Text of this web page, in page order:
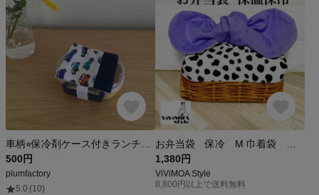
500円
plumfactory
5.0 (10)
1,380円
ViViMOA Style
8,800円以上で送料無料